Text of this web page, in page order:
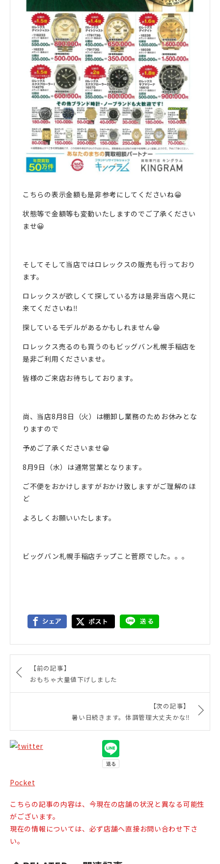
こちらの表示金額も是非参考にしてくださいね😀
状態等で金額等も変動いたしますのでご了承ください
ませ😀
そしてそして当店ではロレックスの販売も行っており
ます。
ロレックスが欲しくて探している方は是非当店へ見に
来てくださいね‼️
探しているモデルがあるかもしれません😁
ロレックス売るのも買うのもビッグバン札幌手稲店を
是非ご利用くださいませ。
皆様のご来店お待ちしております。
尚、当店8月8日（火）は棚卸し業務のためお休みとな
りますので
予めご了承くださいませ😀
8月9日（水）は通常営業となります。
ご不便をおかけしますがおかけ致しますがご理解のほ
ど
よろしくお願いいたします。
ビッグバン札幌手稲店チップこと菅原でした。。。
【前の記事】
おもちゃ大量値下げしました
【次の記事】
暑い日続きます。体調管理大丈夫かな‼️
Pocket
こちらの記事の内容は、今現在の店舗の状況と異なる可能性
がございます。
現在の情報については、必ず店舗へ直接お問い合わせ下さ
い。